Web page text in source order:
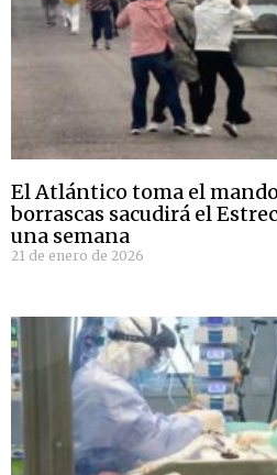
El Atlántico toma el
borrascas sacudirá el
una semana
21 de enero de 2026